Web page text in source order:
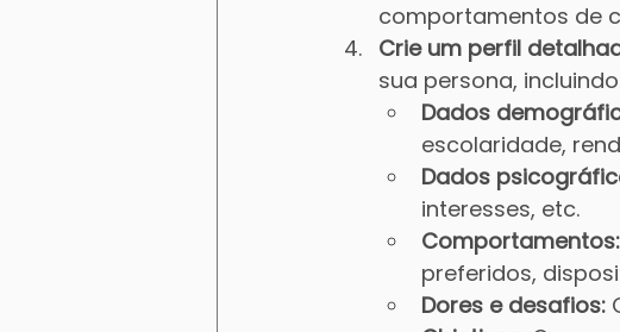
comportamentos de
Crie um perfil
sua persona,
Dados
escolaridade,
Dados
interesses, etc.
Comportamentos:
preferidos,
Dores e desafios: